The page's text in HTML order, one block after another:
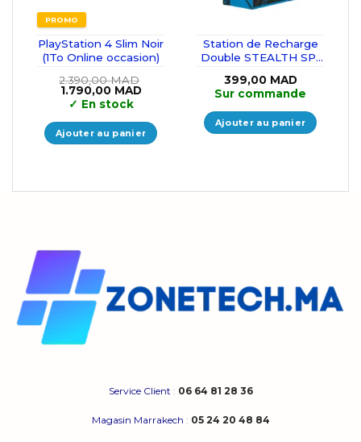
PROMO
PlayStation 4 Slim Noir
(1To Online occasion)
2.390,00MAD
Le
prix
initial
était :
2.390,00 MAD.
1.790,00 MADLe
est :
1.790,00 MAD.
✓ En stock
Ajouter au panier
Station de Recharge
Double STEALTH SP-
& Charge pour PS5
399,00 MAD
Sur commande
Ajouter au panier
Service Client : 06 64 81 28 36
Magasin Marrakech : 05 24 20 48 84